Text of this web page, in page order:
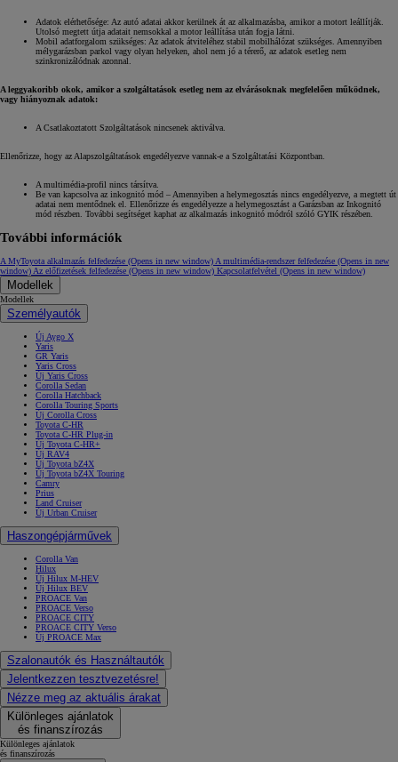
Adatok elérhetősége: Az autó adatai akkor kerülnek át az alkalmazásba, amikor a motort leállítják.
Utolsó megtett útja adatait nemsokkal a motor leállítása után fogja látni.
Mobil adatforgalom szükséges: Az adatok átviteléhez stabil mobilhálózat szükséges. Amennyiben
mélygarázsban parkol vagy olyan helyeken, ahol nem jó a térerő, az adatok esetleg nem
szinkronizálódnak azonnal.
A leggyakoribb okok, amikor a szolgáltatások esetleg nem az elvárásoknak megfelelően működnek,
vagy hiányoznak adatok:
A Csatlakoztatott Szolgáltatások nincsenek aktiválva.
Ellenőrizze, hogy az Alapszolgáltatások engedélyezve vannak-e a Szolgáltatási Központban.
A multimédia-profil nincs társítva.
Be van kapcsolva az inkognitó mód – Amennyiben a helymegosztás nincs engedélyezve, a megtett út
adatai nem mentődnek el. Ellenőrizze és engedélyezze a helymegosztást a Garázsban az Inkognitó
mód részben. További segítséget kaphat az alkalmazás inkognitó módról szóló GYIK részében.
További információk
A MyToyota alkalmazás felfedezése (Opens in new window) A multimédia-rendszer felfedezése (Opens in new
window) Az előfizetések felfedezése (Opens in new window) Kapcsolatfelvétel (Opens in new window)
Modellek
Modellek
Személyautók
Új Aygo X
Yaris
GR Yaris
Yaris Cross
Új Yaris Cross
Corolla Sedan
Corolla Hatchback
Corolla Touring Sports
Új Corolla Cross
Toyota C-HR
Toyota C-HR Plug-in
Új Toyota C-HR+
Új RAV4
Új Toyota bZ4X
Új Toyota bZ4X Touring
Camry
Prius
Land Cruiser
Új Urban Cruiser
Haszongépjárművek
Corolla Van
Hilux
Új Hilux M-HEV
Új Hilux BEV
PROACE Van
PROACE Verso
PROACE CITY
PROACE CITY Verso
Új PROACE Max
Szalonautók és Használtautók
Jelentkezzen tesztvezetésre!
Nézze meg az aktuális árakat
Különleges ajánlatok
és finanszírozás
Különleges ajánlatok
és finanszírozás